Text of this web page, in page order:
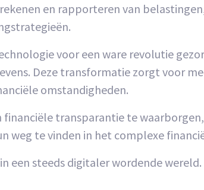
en rapporteren van
voor een ware revolutie
Deze transformatie zorgt voor
omstandigheden.
transparantie te
weg te vinden in het complexe
een steeds digitaler wordende wereld.